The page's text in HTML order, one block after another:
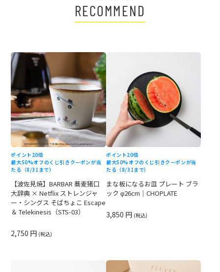
RECOMMEND
ポイント20倍
最大50%オフのくじ引きクーポンが当
たる（8/31まで）
【波佐見焼】BARBAR 蕎麦猪口
大辞典 × Netflix ストレンジャ
ー・シングス そばちょこ Escape
＆ Telekinesis（STS-03）
2,750 円 (税込)
ポイント20倍
最大50%オフのくじ引きクーポンが当
たる（8/31まで）
まな板になるお皿 プレート ブラ
ック φ26cm｜CHOPLATE
3,850 円 (税込)